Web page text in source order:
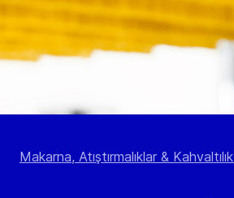
Makarna, Atıştırmalıklar &